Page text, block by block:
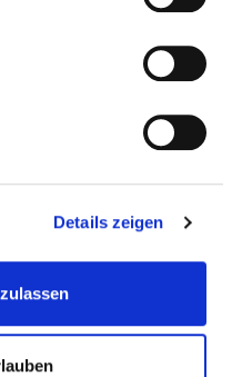
Details zeigen
G-IQI_5.5_2024
items/dfd4dbb5-
geeignet)